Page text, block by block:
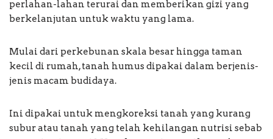
perlahan-lahan terurai dan memberikan gizi yang
berkelanjutan untuk waktu yang lama.
Mulai dari perkebunan skala besar hingga taman
kecil di rumah, tanah humus dipakai dalam berjenis-
jenis macam budidaya.
Ini dipakai untuk mengkoreksi tanah yang kurang
subur atau tanah yang telah kehilangan nutrisi sebab